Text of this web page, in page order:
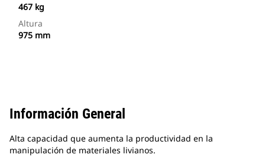
467 kg
Altura
975 mm
Información General
Alta capacidad que aumenta la productividad en la
manipulación de materiales livianos.